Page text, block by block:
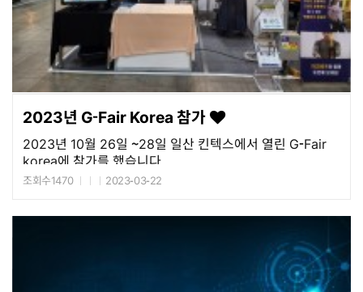
2023년 G-Fair Korea 참가
2023년 10월 26일 ~28일 일산 킨텍스에서 열린 G-Fair
korea에 참가를 했습니다
조회수1470 2023-03-22